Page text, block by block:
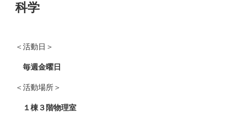
科学
＜活動日＞
毎週金曜日
＜活動場所＞
１棟３階物理室